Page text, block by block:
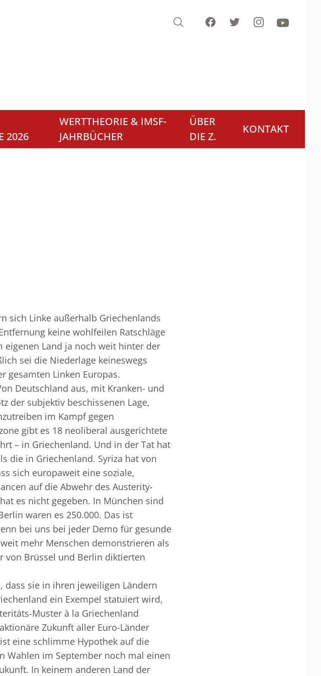
Search FacebookTwitterInstagramYoutube
2026
WERTTHEORIE & IMSF-
JAHRBÜCHER
ÜBER
DIE Z.
KONTAKT
sich Linke außerhalb Griechenlands
keine wohlfeilen Ratschläge
eigenen Land ja noch weit hinter der
sei die Niederlage keineswegs
gesamten Linken Europas.
Deutschland aus, mit Kranken- und
der subjektiv beschissenen Lage,
im Kampf gegen
gibt es 18 neoliberal ausgerichtete
– in Griechenland. Und in der Tat hat
die in Griechenland. Syriza hat von
sich europaweit eine soziale,
auf die Abwehr des Austerity-
es nicht gegeben. In München sind
waren es 250.000. Das ist
bei uns bei jeder Demo für gesunde
mehr Menschen demonstrieren als
von Brüssel und Berlin diktierten
dass sie in ihren jeweiligen Ländern
ein Exempel statuiert wird,
Muster à la Griechenland
Zukunft aller Euro-Länder
eine schlimme Hypothek auf die
Wahlen im September noch mal einen
In keinem anderen Land der